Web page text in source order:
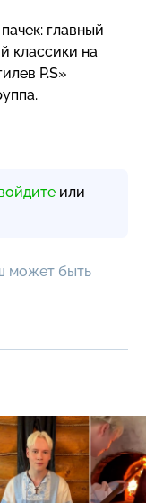
главный
классики на
P.S»
или
может быть